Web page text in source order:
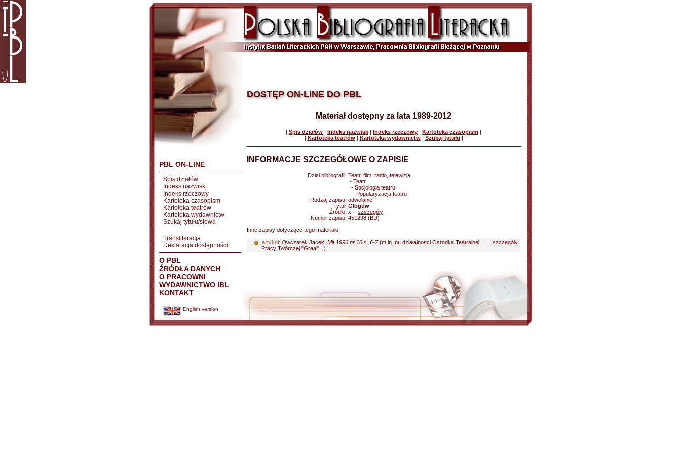
PBL ON-LINE
Spis działów
Indeks nazwisk
Indeks rzeczowy
Kartoteka czasopism
Kartoteka teatrów
Kartoteka wydawnictw
Szukaj tytułu/słowa
Transliteracja
Deklaracja dostępności
O PBL
ŹRÓDŁA DANYCH
O PRACOWNI
WYDAWNICTWO IBL
KONTAKT
English version
DOSTĘP ON-LINE DO PBL
Materiał dostępny za lata 1989-2012
| Spis działów | Indeks nazwisk | Indeks rzeczowy | Kartoteka czasopism |
| Kartoteka teatrów| Kartoteka wydawnictw| Szukaj tytułu |
INFORMACJE SZCZEGÓŁOWE O ZAPISIE
Dział bibliografii: Teatr, film, radio, telewizja
- Teatr
- Socjologia teatru
- Popularyzacja teatru
Rodzaj zapisu: odwołanie
Tytuł: Głogów
Źródło: x, - szczegóły
Numer zapisu: 451298 (BD)
Inne zapisy dotyczące tego materiału:
artykuł: Owczarek Jacek: Mit 1996 nr 10 s. 6-7(m.in. nt. działalności Ośrodka Teatralnej
Pracy Twórczej "Graal"...)
szczegóły